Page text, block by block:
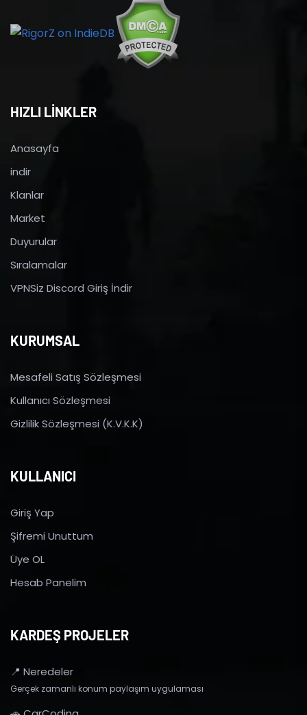
HIZLI LİNKLER
Anasayfa
indir
Klanlar
Market
Duyurular
Sıralamalar
VPNSiz Discord Giriş İndir
KURUMSAL
Mesafeli Satış Sözleşmesi
Kullanıcı Sözleşmesi
Gizlilik Sözleşmesi (K.V.K.K)
KULLANICI
Giriş Yap
Şifremi Unuttum
Üye OL
Hesab Panelim
KARDEŞ PROJELER
📍 Neredeler
Gerçek zamanlı konum paylaşım uygulaması